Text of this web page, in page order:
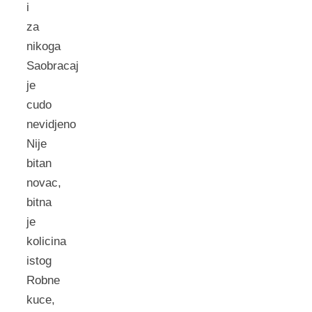
i
za
nikoga
Saobracaj
je
cudo
nevidjeno
Nije
bitan
novac,
bitna
je
kolicina
istog
Robne
kuce,